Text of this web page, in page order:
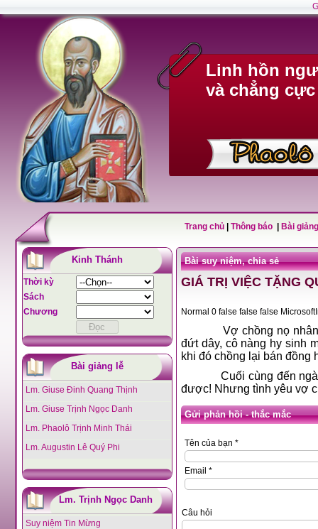
Linh hồn
và chẳng
Trang chủ Thông báo Bài
Kinh Thánh
Thời kỳ
Sách
Chương
Bài giảng lễ
Lm. Giuse Đinh Quang Thịnh
Lm. Giuse Trịnh Ngọc Danh
Lm. Phaolô Trịnh Minh Thái
Lm. Augustin Lê Quý Phi
Lm. Trịnh Ngọc Danh
Suy niệm Tin Mừng
Bài suy niệm, chia sẻ
GIÁ TRỊ VIỆC TẶNG
Normal 0 false
Vợ chồng nọ nhân dịp
đứt dây, cô nàng hy sinh
khi đó chồng lại bán đồng
Cuối cùng đến
được! Nhưng tình yêu vợ
Gửi phản hồi - thắc mắc
Tên của bạn *
Email *
Câu hỏi